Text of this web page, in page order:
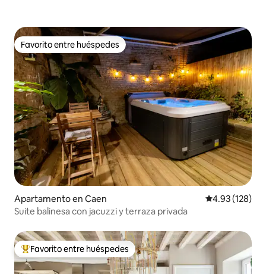
Favorito entre huéspedes
Favorito entre huéspedes
Apartamento en Caen Calificación
4.93 (128)
Suite balinesa con jacuzzi y terraza privada
Favorito entre huéspedes preferido
Favorito entre huéspedes